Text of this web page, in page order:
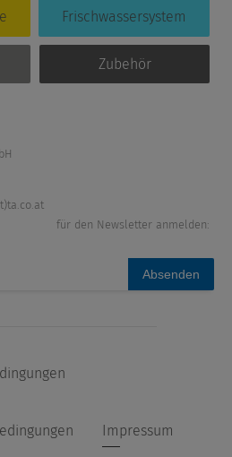
Frischwassersystem
Zubehör
für den Newsletter anmelden:
Absenden
Impressum